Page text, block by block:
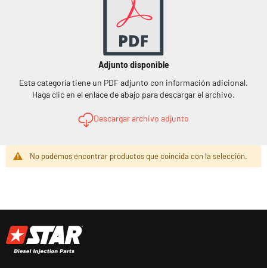
Adjunto disponible
Esta categoría tiene un PDF adjunto con información adicional.
Haga clic en el enlace de abajo para descargar el archivo.
Descargar archivo adjunto
No podemos encontrar productos que coincida con la selección.